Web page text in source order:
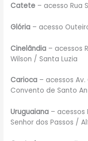
Catete – acesso Rua
Glória – acesso
Cinelândia – acessos
Wilson / Santa Luzia
Carioca – acessos
Convento de Santo
Uruguaiana – acessos
Senhor dos Passos /